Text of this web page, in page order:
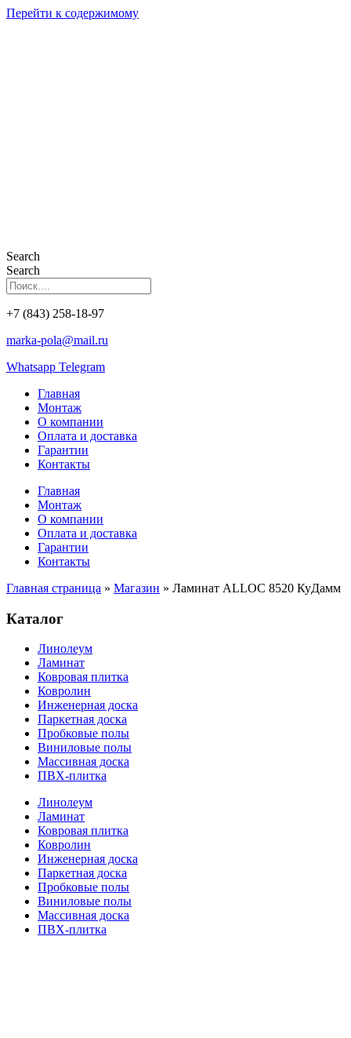
Перейти к содержимому
Search
Search
+7 (843) 258-18-97
marka-pola@mail.ru
Whatsapp Telegram
Главная
Монтаж
О компании
Оплата и доставка
Гарантии
Контакты
Главная
Монтаж
О компании
Оплата и доставка
Гарантии
Контакты
Главная страница » Магазин » Ламинат ALLOC 8520 КуДамм
Каталог
Линолеум
Ламинат
Ковровая плитка
Ковролин
Инженерная доска
Паркетная доска
Пробковые полы
Виниловые полы
Массивная доска
ПВХ-плитка
Линолеум
Ламинат
Ковровая плитка
Ковролин
Инженерная доска
Паркетная доска
Пробковые полы
Виниловые полы
Массивная доска
ПВХ-плитка